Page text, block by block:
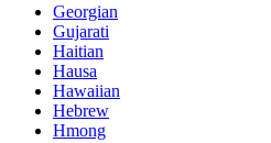
Georgian
Gujarati
Haitian
Hausa
Hawaiian
Hebrew
Hmong